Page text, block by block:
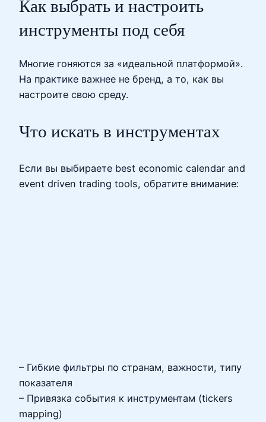
Как выбрать и настроить
инструменты под себя
Многие гоняются за «идеальной платформой».
На практике важнее не бренд, а то, как вы
настроите свою среду.
Что искать в инструментах
Если вы выбираете best economic calendar and
event driven trading tools, обратите внимание:
– Гибкие фильтры по странам, важности, типу
показателя
– Привязка события к инструментам (tickers
mapping)